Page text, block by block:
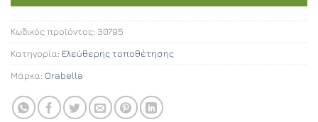
Κωδικός προϊόντος: 30795
Κατηγορία: Ελεύθερης τοποθέτησης
Μάρκα: Orabella